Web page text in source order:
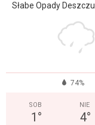
Słabe Opady Deszczu
74%
SOB
1 °
NIE
4°